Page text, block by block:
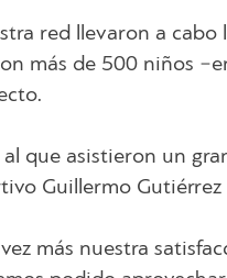
red llevaron a
más de 500 niños
que asistieron un
Guillermo Gutiérrez
más nuestra